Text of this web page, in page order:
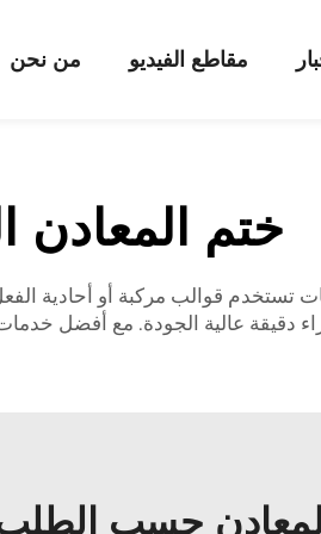
من نحن مقاطع الفيديو
ختم
تستخدم قوالب مركبة أو أحادية
دقيقة عالية الجودة. مع أفضل
حسب الطلب